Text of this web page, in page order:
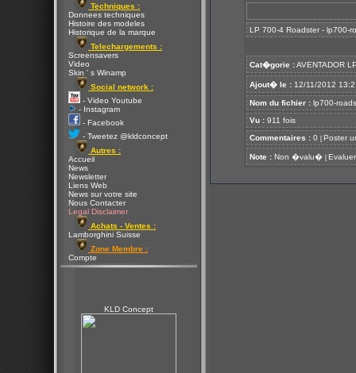
Techniques :
Donnees techniques
Histoire des modeles
Historique de la marque
Telechargements :
Screensavers
Video
Skin ' s Winamp
Social network :
- Video Youtube
- Instagram
- Facebook
- Tweetez @kldconcept
Autres :
Accueil
News
Newsletter
Liens Web
News sur votre site
Nous Contacter
Legal Disclaimer
Achats - Ventes :
Lamborghini Suisse
Zone Membre :
Compte
KLD Concept
LP 700-4 Roadster - lp700-
Cat�gorie :AVENTADOR
Ajout� le : 12/11/2012
Nom du fichier : lp700-
Vu : 911 fois
Commentaires : 0 [ Poster
Note : Non �valu� [ Evaluer